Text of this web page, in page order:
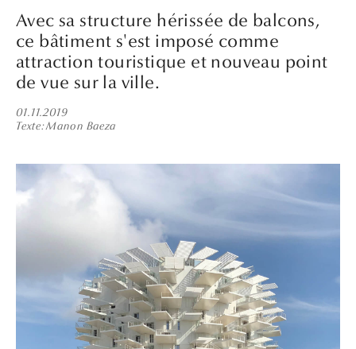
Avec sa structure hérissée de balcons,
ce bâtiment s'est imposé comme
attraction touristique et nouveau point
de vue sur la ville.
01.11.2019
Texte Manon Baeza